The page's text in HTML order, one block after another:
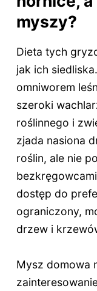
myszy?
Dieta tych
jak ich
omniworem
szeroki
roślinnego i
zjada nasiona
roślin, ale nie
dostęp do
ograniczony,
drzew i
Mysz domowa